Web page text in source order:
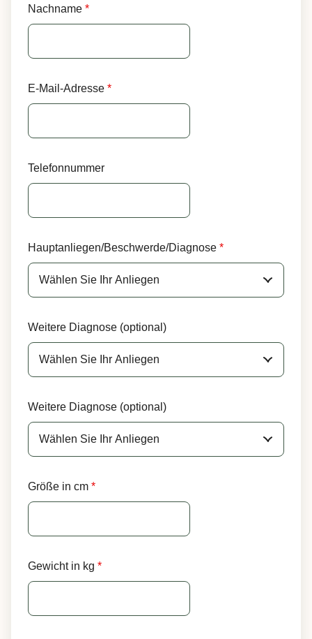
Nachname *
E-Mail-Adresse *
Telefonnummer
Hauptanliegen/Beschwerde/Diagnose *
Weitere Diagnose (optional)
Weitere Diagnose (optional)
Größe in cm *
Gewicht in kg *